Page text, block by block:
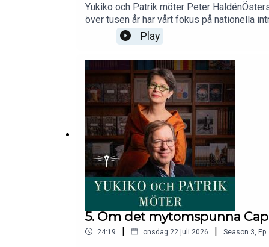
Yukiko och Patrik möter Peter
över tusen år har vårt fokus på nationella
lektor i krigsvetenskap vid
Europas mest långlivade maktspel.
importerade spannmål från USA mitt under
kulturutbyte än ett stort öppet hav. Med
Stolpe Stories serie ”Yukiko och Patrik
samhällsvetenskap.Detta avsnitt är en
tankar eller synpunkter? Hör gärna av dig
Play
5. Om det mytomspunna
24:19 | onsdag 22 juli 2026 | Season 3 Ep.